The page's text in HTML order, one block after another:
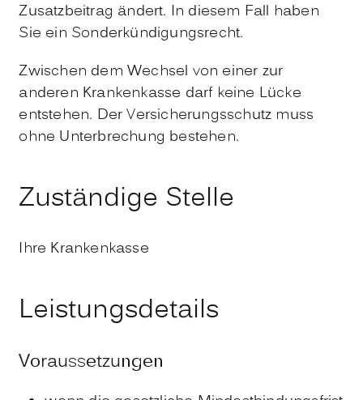
Zusatzbeitrag ändert. In diesem Fall haben
Sie ein Sonderkündigungsrecht.
Zwischen dem Wechsel von einer zur
anderen Krankenkasse darf keine Lücke
entstehen. Der Versicherungsschutz muss
ohne Unterbrechung bestehen.
Zuständige Stelle
Ihre Krankenkasse
Leistungsdetails
Voraussetzungen